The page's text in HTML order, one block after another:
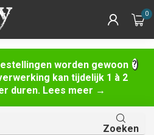
worden gewoon
kan tijdelijk 1 à 2
duren. Lees meer →
0
Zoeken